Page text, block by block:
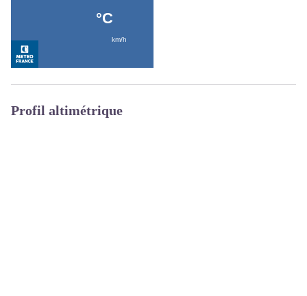
Profil altimétrique